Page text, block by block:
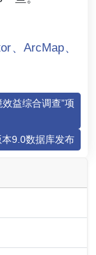
、ArcMap、
益综合调查”项
9.0数据库发布